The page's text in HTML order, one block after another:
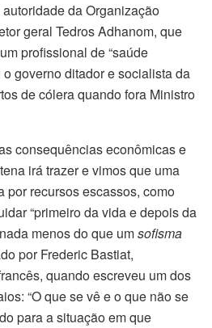
da Organização
geral Tedros Adhanom, que
profissional de “saúde
governo ditador e socialista da
de cólera quando fora Ministro
consequências econômicas e
irá trazer e vimos que uma
por recursos escassos, como
“primeiro da vida e depois da
menos do que umsofisma
por Frederic Bastiat,
quando escreveu um dos
“O que se vê e o que não se
para a situação em que